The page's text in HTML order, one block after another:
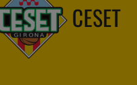
CESET